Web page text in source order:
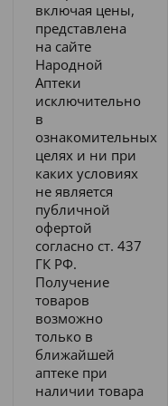
включая цены,
представлена
на сайте
Народной
Аптеки
исключительно
в
ознакомительных
целях и ни при
каких условиях
не является
публичной
офертой
согласно ст. 437
ГК РФ.
Получение
товаров
возможно
только в
ближайшей
аптеке при
наличии товара